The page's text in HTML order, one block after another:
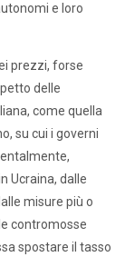
e loro
prezzi, forse
delle
come quella
su cui i governi
Ucraina, dalle
misure più o
contromosse
spostare il tasso